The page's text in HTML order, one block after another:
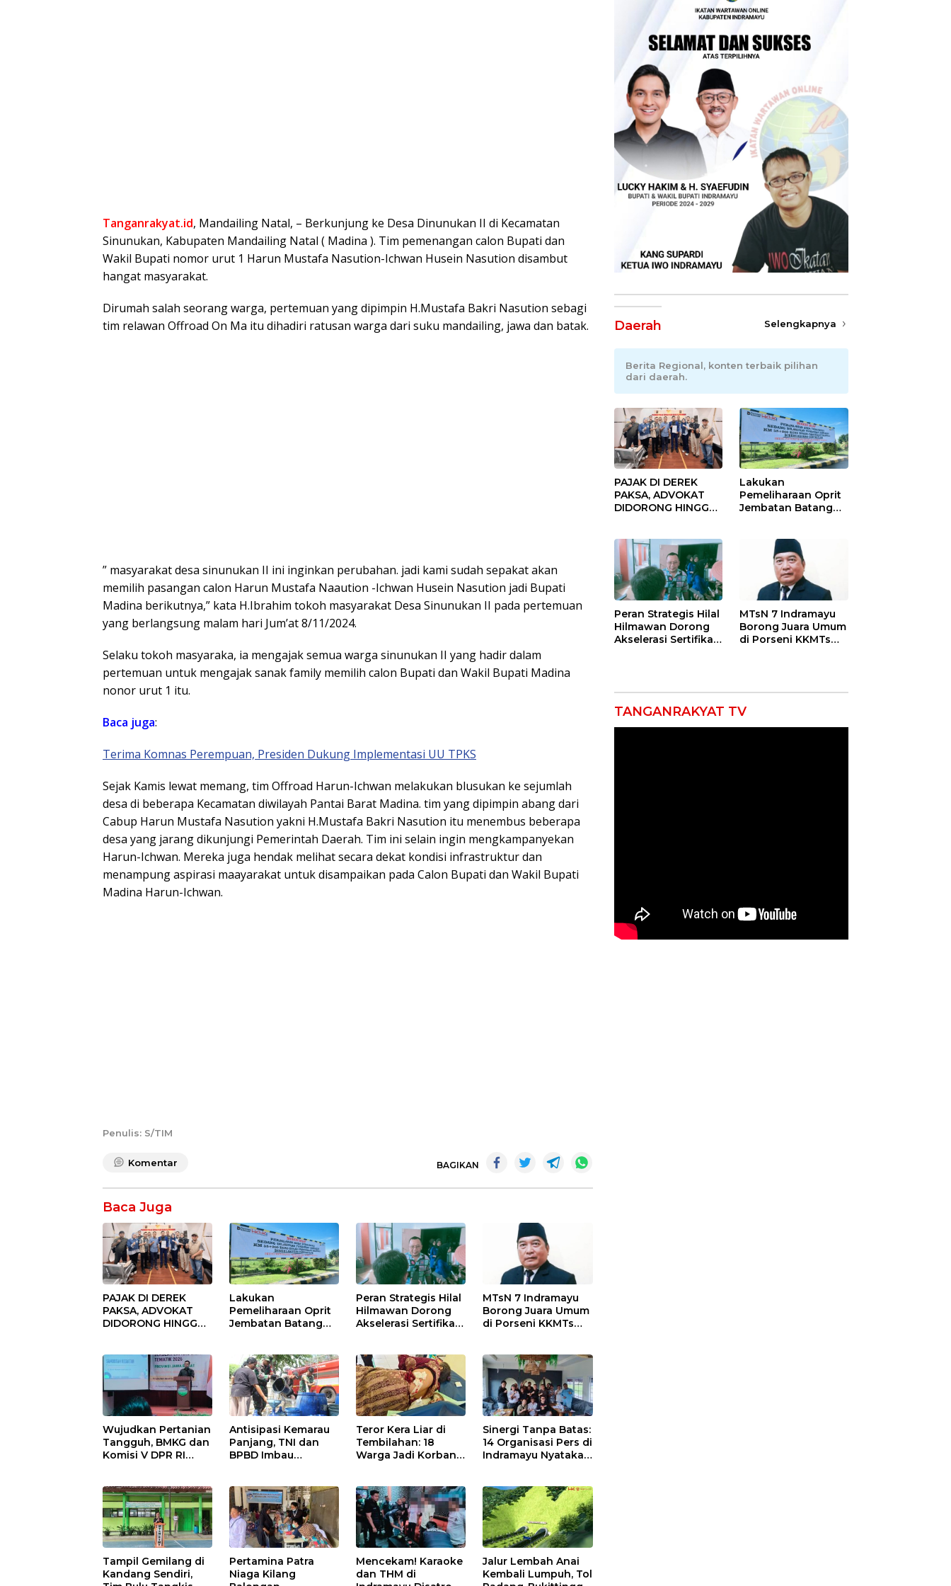
Tanganrakyat.id, Mandailing Natal, – Berkunjung ke Desa Dinunukan II di Kecamatan
Sinunukan, Kabupaten Mandailing Natal ( Madina ). Tim pemenangan calon Bupati dan
Wakil Bupati nomor urut 1 Harun Mustafa Nasution-Ichwan Husein Nasution disambut
hangat masyarakat.
Dirumah salah seorang warga, pertemuan yang dipimpin H.Mustafa Bakri Nasution sebagi
tim relawan Offroad On Ma itu dihadiri ratusan warga dari suku mandailing, jawa dan batak.
” masyarakat desa sinunukan II ini inginkan perubahan. jadi kami sudah sepakat akan
memilih pasangan calon Harun Mustafa Naaution -Ichwan Husein Nasution jadi Bupati
Madina berikutnya,” kata H.Ibrahim tokoh masyarakat Desa Sinunukan II pada pertemuan
yang berlangsung malam hari Jum’at 8/11/2024.
Selaku tokoh masyaraka, ia mengajak semua warga sinunukan II yang hadir dalam
pertemuan untuk mengajak sanak family memilih calon Bupati dan Wakil Bupati Madina
nonor urut 1 itu.
Baca juga:
Terima Komnas Perempuan, Presiden Dukung Implementasi UU TPKS
Sejak Kamis lewat memang, tim Offroad Harun-Ichwan melakukan blusukan ke sejumlah
desa di beberapa Kecamatan diwilayah Pantai Barat Madina. tim yang dipimpin abang dari
Cabup Harun Mustafa Nasution yakni H.Mustafa Bakri Nasution itu menembus beberapa
desa yang jarang dikunjungi Pemerintah Daerah. Tim ini selain ingin mengkampanyekan
Harun-Ichwan. Mereka juga hendak melihat secara dekat kondisi infrastruktur dan
menampung aspirasi maayarakat untuk disampaikan pada Calon Bupati dan Wakil Bupati
Madina Harun-Ichwan.
Penulis: S/TIM
Komentar BAGIKAN
Baca Juga
PAJAK DI DEREK
PAKSA, ADVOKAT
DIDORONG HINGGA
Advokat Riau
Ngamuk Kepung
Polresta Pekanbaru!
Lakukan
Pemeliharaan Oprit
Jembatan Batang
Contraflow di KM 55
Tol Binjai–Langsa
Peran Strategis Hilal
Hilmawan Dorong
Akselerasi Sertifikasi
Kemiskinan di
Indramayu
MTsN 7 Indramayu
Borong Juara Umum
di Porseni KKMTs
Wujudkan Pertanian
Tangguh, BMKG dan
Komisi V DPR RI
Sekolah Lapang
Iklim
Antisipasi Kemarau
Panjang, TNI dan
BPBD Imbau
Kebakaran
Teror Kera Liar di
Tembilahan: 18
Warga Jadi Korban
Jahitan!
Sinergi Tanpa Batas:
14 Organisasi Pers di
Indramayu Nyatakan
Tampil Gemilang di
Kandang Sendiri,
Pertamina Patra
Niaga Kilang
Mencekam! Karaoke
dan THM di
Jalur Lembah Anai
Kembali Lumpuh, Tol
Daerah Selengkapnya
Berita Regional, konten terbaik pilihan
dari daerah.
PAJAK DI DEREK
PAKSA, ADVOKAT
DIDORONG HINGGA
Advokat Riau
Ngamuk Kepung
Polresta Pekanbaru!
Lakukan
Pemeliharaan Oprit
Jembatan Batang
Contraflow di KM 55
Tol Binjai–Langsa
Peran Strategis Hilal
Hilmawan Dorong
Akselerasi Sertifikasi
Indramayu
MTsN 7 Indramayu
Borong Juara Umum
di Porseni KKMTs
TANGANRAKYAT TV